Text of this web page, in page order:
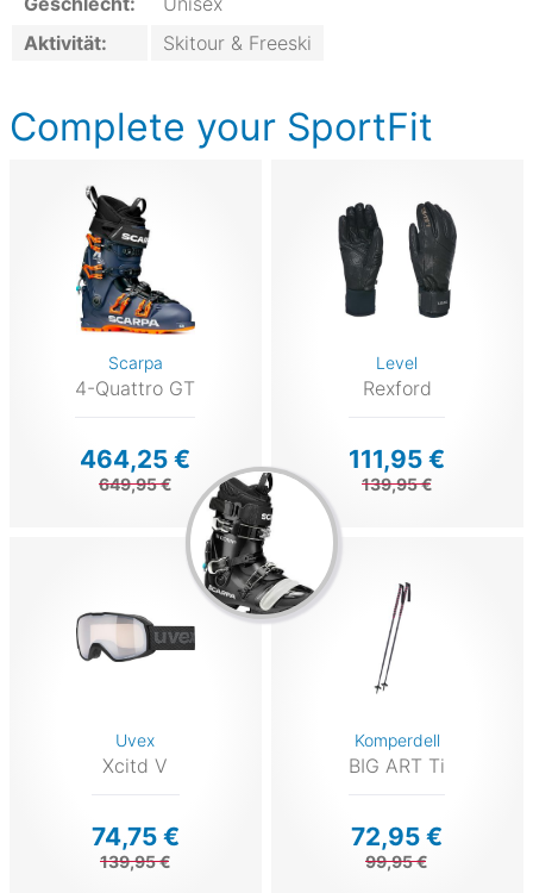
Aktivität:
Skitour & Freeski
Complete your SportFit
Scarpa
4-Quattro GT
464,25 €
649,95 €
Level
Rexford
111,95 €
139,95 €
Uvex
Xcitd V
74,75 €
139,95 €
Komperdell
BIG ART Ti
72,95 €
99,95 €